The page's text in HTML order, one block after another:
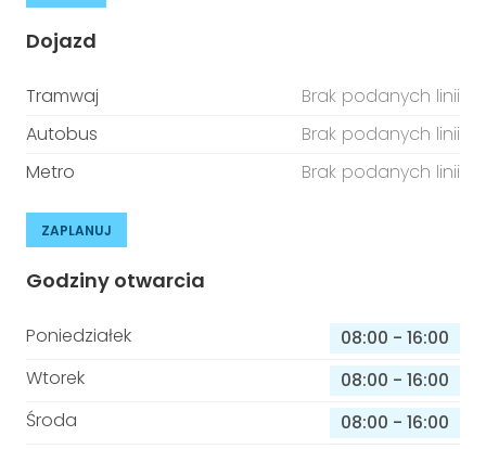
Dojazd
Tramwaj
Brak podanych linii
Autobus
Brak podanych linii
Metro
Brak podanych linii
ZAPLANUJ
Godziny otwarcia
Poniedziałek 08:00 - 16:00
Wtorek
08:00 - 16:00
Środa
08:00 - 16:00